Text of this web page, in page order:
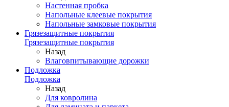
Настенная пробка
Напольные клеевые покрытия
Напольные замковые покрытия
Грязезащитные покрытия
Грязезащитные покрытия
Назад
Влаговпитывающие дорожки
Подложка
Подложка
Назад
Для ковролина